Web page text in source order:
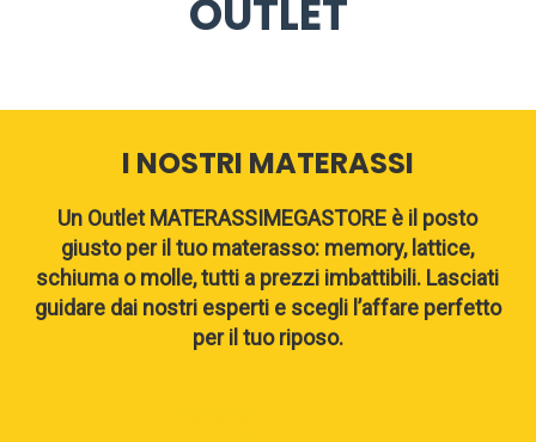
OUTLET
I NOSTRI MATERASSI
Un Outlet MATERASSIMEGASTORE è il posto
giusto per il tuo materasso: memory, lattice,
schiuma o molle, tutti a prezzi imbattibili. Lasciati
guidare dai nostri esperti e scegli l’affare perfetto
per il tuo riposo.